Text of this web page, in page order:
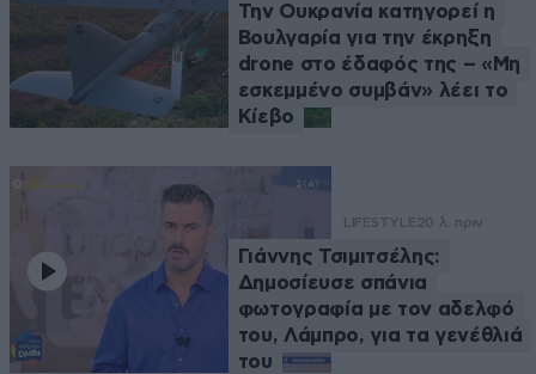
Την Ουκρανία κατηγορεί η
Βουλγαρία για την έκρηξη
drone στο έδαφός της – «Μη
εσκεμμένο συμβάν» λέει το
Κίεβο
LIFESTYLE20 λ. πριν
Γιάννης Τσιμιτσέλης:
Δημοσίευσε σπάνια
φωτογραφία με τον αδελφό
του, Λάμπρο, για τα γενέθλιά
του